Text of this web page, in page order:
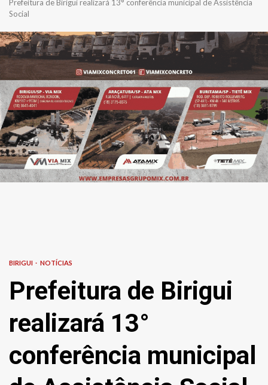
Prefeitura de Birigui realizará 13° conferência municipal de Assistência
Social
BIRIGUI NOTÍCIAS
Prefeitura de Birigui
realizará 13°
conferência municipal